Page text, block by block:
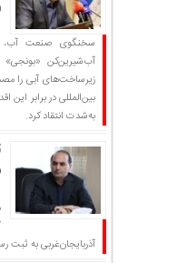
سخنگوی صنعت آب،
آب‌شیرین‌کن
زیرساخت‌های آبی را
بین‌المللی در برابر
به‌شدت انتقاد کرد.
آذربایجان‌غربی به ثبت